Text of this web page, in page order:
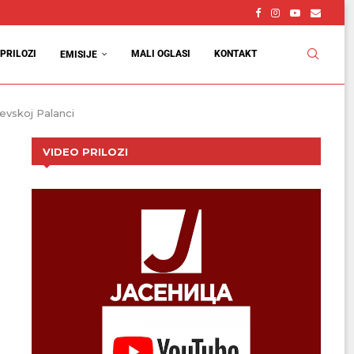
PRILOZI EMISIJE MALI OGLASI KONTAKT
Palanci
VIDEO PRILOZI